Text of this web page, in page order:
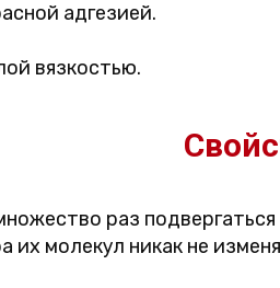
адгезией.
вязкостью.
раз
их молекул никак не